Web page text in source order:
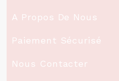
A Propos De Nous
Paiement Sécurisé
Nous Contacter